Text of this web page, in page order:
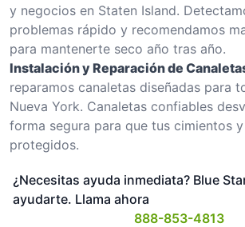
y negocios en Staten Island.
problemas rápido y recomendamos
para mantenerte seco año tras año.
Instalación y Reparación de
reparamos canaletas diseñadas para
Nueva York. Canaletas confiables
forma segura para que tus cimientos
protegidos.
¿Necesitas ayuda inmediata? Blue
ayudarte. Llama ahora
888-853-4813